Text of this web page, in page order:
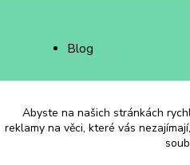
Blog
Abyste na našich stránkách
reklamy na věci, které vás